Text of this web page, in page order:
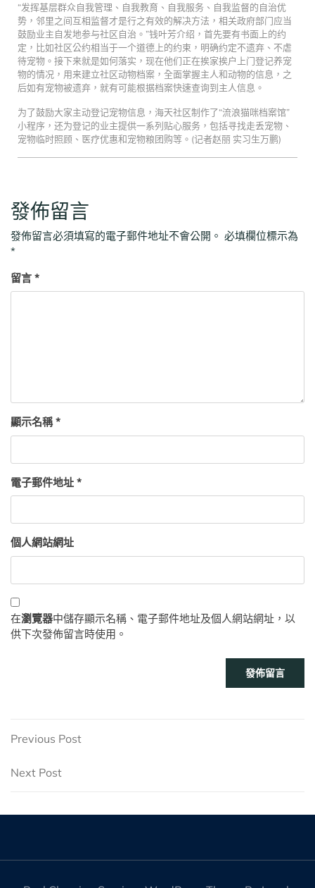
“发挥基层群众自我管理、自我教育、自我服务、自我监督的自治优
势，邻里之间互相监督才是行之有效的解决方法，相关政府部门应当
鼓励业主自发地参与社区自治。”钱叶芳介绍，首先要有书面上的约
定，比如社区公约相当于一个道德上的约束，明确约定不遗弃、不虐
待宠物。接下来就是如何落实，现在他们正在挨家挨户上门登记养宠
物的情况，用来建立社区动物档案，全面掌握主人和动物的信息，之
后如有宠物被遗弃，就有可能根据档案快速查询到主人信息。
为了鼓励大家主动登记宠物信息，海天社区制作了“流浪猫咪档案馆”
小程序，还为登记的业主提供一系列贴心服务，包括寻找走丢宠物、
宠物临时照顾、医疗优惠和宠物粮团购等。(记者赵丽 实习生万鹏)
發佈留言
發佈留言必須填寫的電子郵件地址不會公開。 必填欄位標示為
*
留言 *
顯示名稱*
電子郵件地址 *
個人網站網址
在瀏覽器中儲存顯示名稱、電子郵件地址及個人網站網址，以
供下次發佈留言時使用。
文
章
覽
Previous
Previous Post
Next
Next Post